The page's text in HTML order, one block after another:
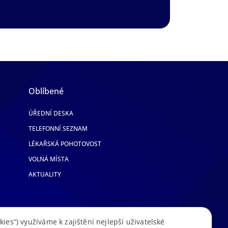
Oblíbené
ÚŘEDNÍ DESKA
TELEFONNÍ SEZNAM
LÉKAŘSKÁ POHOTOVOST
VOLNÁ MÍSTA
AKTUALITY
využíváme k zajištění nejlepší uživatelské